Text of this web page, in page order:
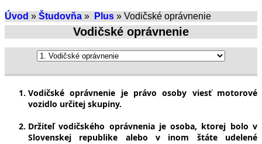
Úvod » Študovňa » Plus » Vodičské oprávnenie
Vodičské oprávnenie
Vodičské oprávnenie je právo osoby viesť motorové
vozidlo určitej skupiny.
Držiteľ vodičského oprávnenia je osoba, ktorej bolo v
Slovenskej republike alebo v inom štáte udelené